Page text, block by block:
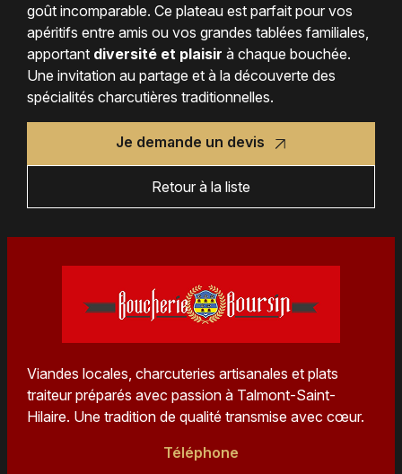
goût incomparable. Ce plateau est parfait pour vos
apéritifs entre amis ou vos grandes tablées familiales,
apportant diversité et plaisir à chaque bouchée.
Une invitation au partage et à la découverte des
spécialités charcutières traditionnelles.
Je demande un devis
Retour à la liste
Viandes locales, charcuteries artisanales et plats
traiteur préparés avec passion à Talmont-Saint-
Hilaire. Une tradition de qualité transmise avec cœur.
Téléphone